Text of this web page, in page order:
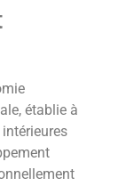
établie à